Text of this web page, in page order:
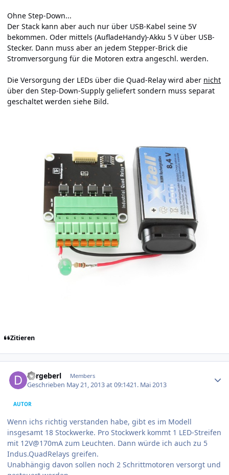
Ohne Step-Down...
Der Stack kann aber auch nur über USB-Kabel seine 5V
bekommen. Oder mittels (AufladeHandy)-Akku 5 V über USB-
Stecker. Dann muss aber an jedem Stepper-Brick die
Stromversorgung für die Motoren extra angeschl. werden.
Die Versorgung der LEDs über die Quad-Relay wird aber nicht
über den Step-Down-Supply geliefert sondern muss separat
geschaltet werden siehe Bild.
Zitieren
dergeberl Members
Geschrieben May 21, 2013 at 09:1421. Mai 2013
AUTOR
Wenn ichs richtig verstanden habe, gibt es im Modell
insgesamt 18 Stockwerke. Pro Stockwerk kommt 1 LED-Streifen
mit 12V@170mA zum Leuchten. Dann würde ich auch zu 5
Indus.QuadRelays greifen.
Unabhängig davon sollen noch 2 Schrittmotoren versorgt und